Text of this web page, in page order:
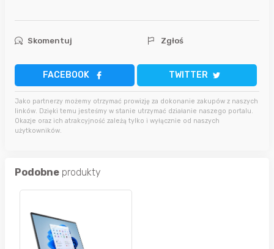
Skomentuj Zgłoś
FACEBOOK TWITTER
Jako partnerzy możemy otrzymać prowizję za dokonanie zakupów z naszych
linków. Dzięki temu jesteśmy w stanie utrzymać działanie naszego portalu.
Okazje oraz ich atrakcyjność zależą tylko i wyłącznie od naszych
użytkowników.
Podobne produkty